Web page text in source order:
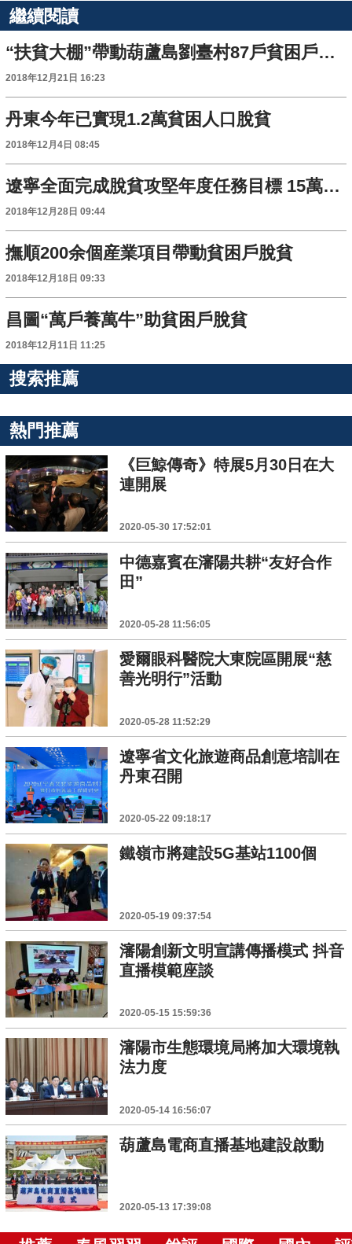
繼續閱讀
“扶貧大棚”帶動葫蘆島劉臺村87戶貧困戶脫貧
2018年12月21日 16:23
丹東今年已實現1.2萬貧困人口脫貧
2018年12月4日 08:45
遼寧全面完成脫貧攻堅年度任務目標 15萬人脫貧
2018年12月28日 09:44
撫順200余個産業項目帶動貧困戶脫貧
2018年12月18日 09:33
昌圖“萬戶養萬牛”助貧困戶脫貧
2018年12月11日 11:25
搜索推薦
熱門推薦
《巨鯨傳奇》特展5月30日在大
連開展
2020-05-30 17:52:01
中德嘉賓在瀋陽共耕“友好合作
田”
2020-05-28 11:56:05
愛爾眼科醫院大東院區開展“慈
善光明行”活動
2020-05-28 11:52:29
遼寧省文化旅遊商品創意培訓在
丹東召開
2020-05-22 09:18:17
鐵嶺市將建設5G基站1100個
2020-05-19 09:37:54
瀋陽創新文明宣講傳播模式 抖音
直播模範座談
2020-05-15 15:59:36
瀋陽市生態環境局將加大環境執
法力度
2020-05-14 16:56:07
葫蘆島電商直播基地建設啟動
2020-05-13 17:39:08